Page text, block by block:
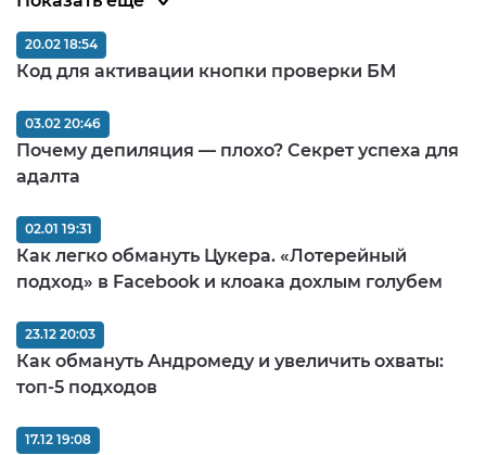
Код для активации кнопки проверки БМ
20.02 18:54
Почему депиляция — плохо? Секрет успеха для
адалта
03.02 20:46
Как легко обмануть Цукера. «Лотерейный
подход» в Facebook и клоака дохлым голубем
02.01 19:31
Как обмануть Андромеду и увеличить охваты:
топ-5 подходов
23.12 20:03
17.12 19:08